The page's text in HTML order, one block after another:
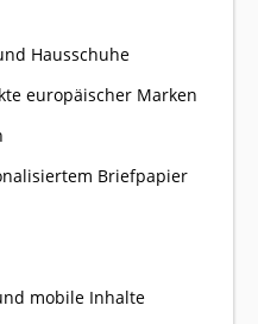
Hausschuhe
europäischer Marken
Briefpapier
mobile Inhalte